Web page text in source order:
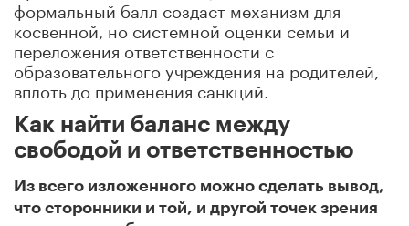
формальный балл создаст механизм для
косвенной, но системной оценки семьи и
переложения ответственности с
образовательного учреждения на родителей,
вплоть до применения санкций.
Как найти баланс между
свободой и ответственностью
Из всего изложенного можно сделать вывод,
что сторонники и той, и другой точек зрения